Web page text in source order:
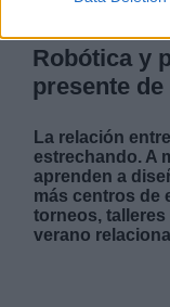
Robótica y
presente
La relación
estrechando. A
aprenden a
más centros de
torneos,
verano